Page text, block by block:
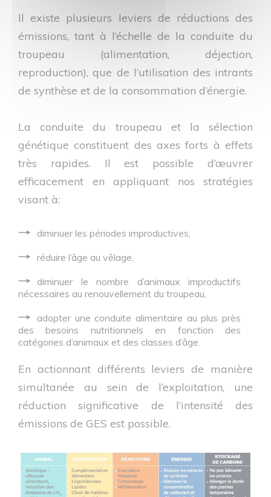
Il existe plusieurs leviers de réductions des
émissions, tant à l’échelle de la conduite du
troupeau (alimentation, déjection,
reproduction), que de l’utilisation des intrants
de synthèse et de la consommation d’énergie.
La conduite du troupeau et la sélection
génétique constituent des axes forts à effets
très rapides. Il est possible d’œuvrer
efficacement en appliquant nos stratégies
visant à:
diminuer les périodes improductives,
réduire l’âge au vêlage,
diminuer le nombre d’animaux improductifs
nécessaires au renouvellement du troupeau,
adopter une conduite alimentaire au plus près
des besoins nutritionnels en fonction des
catégories d’animaux et des classes d’âge.
En actionnant différents leviers de manière
simultanée au sein de l’exploitation, une
réduction significative de l’intensité des
émissions de GES est possible.